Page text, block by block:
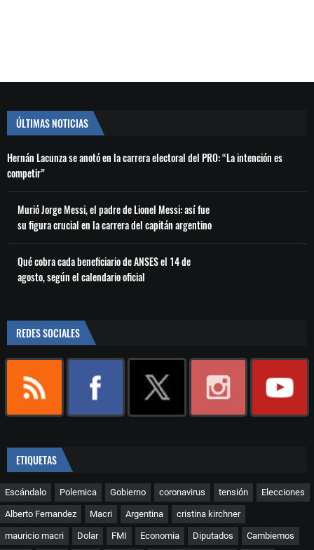
ÚLTIMAS NOTICIAS
Hernán Lacunza se anotó en la carrera electoral del PRO: “La intención es
competir”
Murió Jorge Messi, el padre de Lionel Messi: así fue
su figura crucial en la carrera del capitán argentino
Qué cobra cada beneficiario de ANSES el 14 de
agosto, según el calendario oficial
REDES SOCIALES
ETIQUETAS
Escándalo Polemica Gobierno coronavirus tensión Elecciones
Alberto Fernandez Macri Argentina cristina kirchner
mauricio macri Dolar FMI Economia Diputados Cambiemos